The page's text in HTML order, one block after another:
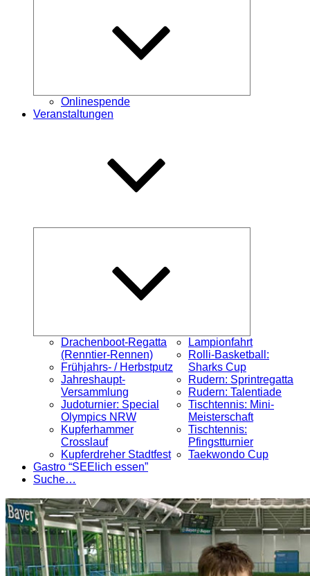
Onlinespende
Veranstaltungen
Drachenboot-Regatta
(Renntier-Rennen)
Frühjahrs- / Herbstputz
Jahreshaupt-
Versammlung
Judoturnier: Special
Olympics NRW
Kupferhammer
Crosslauf
Kupferdreher Stadtfest
Lampionfahrt
Rolli-Basketball:
Sharks Cup
Rudern: Sprintregatta
Rudern: Talentiade
Tischtennis: Mini-
Meisterschaft
Tischtennis:
Pfingstturnier
Taekwondo Cup
Gastro “SEElich essen”
Suche…